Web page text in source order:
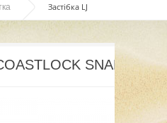
▼
Застібка LJ
SNAP